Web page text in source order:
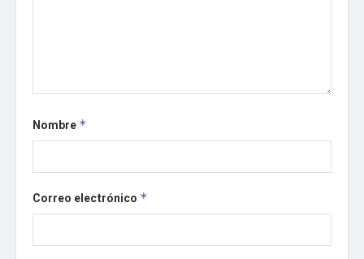
Nombre *
Correo electrónico *